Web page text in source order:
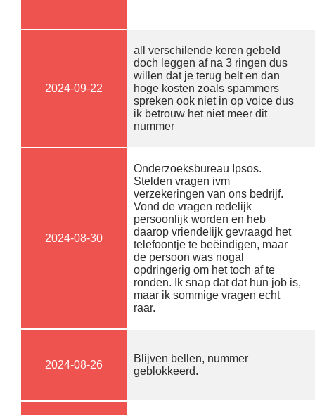
2024-09-22
all verschilende keren gebeld
doch leggen af na 3 ringen dus
willen dat je terug belt en dan
hoge kosten zoals spammers
spreken ook niet in op voice dus
ik betrouw het niet meer dit
nummer
2024-08-30
Onderzoeksbureau Ipsos.
Stelden vragen ivm
verzekeringen van ons bedrijf.
Vond de vragen redelijk
persoonlijk worden en heb
daarop vriendelijk gevraagd het
telefoontje te beëindigen, maar
de persoon was nogal
opdringerig om het toch af te
ronden. Ik snap dat dat hun job is,
maar ik sommige vragen echt
raar.
2024-08-26
Blijven bellen, nummer
geblokkeerd.